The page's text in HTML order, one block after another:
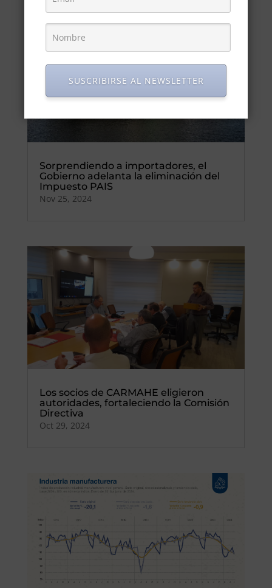
Sorprendiendo a importadores, el
Gobierno adelanta la eliminación del
Impuesto PAIS
Nov 25, 2024
Los socios de CARMAHE eligieron
autoridades, fortaleciendo la Comisión
Directiva
Oct 29, 2024
SUSCRIBIRSE AL NEWSLETTER